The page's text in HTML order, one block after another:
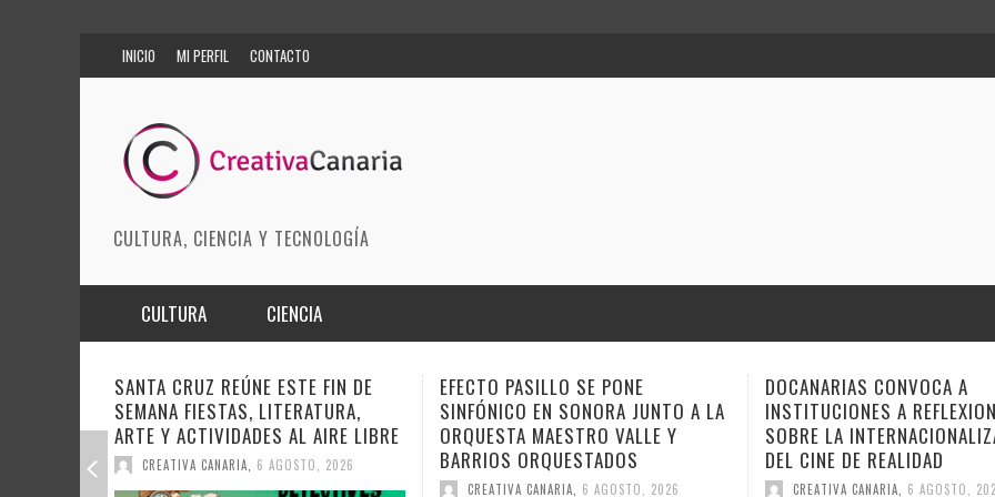
INICIO MI PERFIL CONTACTO
CULTURA, CIENCIA Y TECNOLOGÍA
CULTURA
ARTES ESCÉNICAS
MODA
CIENCIA
INNOVACIÓN
CIENCIAS DE LA TIERRA
EFECTO PASILLO SE PONE
SINFÓNICO EN SONORA JUNTO A LA
ORQUESTA MAESTRO VALLE Y
BARRIOS ORQUESTADOS
CREATIVA CANARIA, 6 AGOSTO, 2026
DOCANARIAS CONVOCA A
INSTITUCIONES A REFLEXIONAR
SOBRE LA INTERNACIONALIZACIÓN
DEL CINE DE REALIDAD
CREATIVA CANARIA 6 AGOSTO, 2026
ANA TOVAR, FIDEL GALBÁN Y
GEMAGE LLEVAN SUS
ESTE FIN DE SEMANA A
CUENTO
CREATIVA CANARIA 6 AGOSTO,